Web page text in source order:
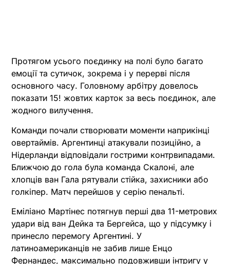
Протягом усього поєдинку на полі було багато
емоції та сутичок, зокрема і у перерві після
основного часу. Головному арбітру довелось
показати 15! жовтих карток за весь поєдинок, але
жодного вилучення.
Команди почали створювати моменти наприкінці
овертаймів. Аргентинці атакували позиційно, а
Нідерланди відповідали гострими контрвипадами.
Ближчою до гола була команда Скалоні, але
хлопців ван Гала рятували стійка, захисники або
голкіпер. Матч перейшов у серію пенальті.
Еміліано Мартінес потягнув перші два 11-метрових
удари від ван Дейка та Бергейса, що у підсумку і
принесло перемогу Аргентині. У
латиноамериканців не забив лише Енцо
Фернандес, максимально подовживши інтригу у